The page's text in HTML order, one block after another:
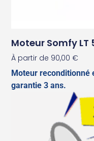
Moteur Somfy LT
À partir de 90,00€
Moteur reconditionné
garantie 3 ans.